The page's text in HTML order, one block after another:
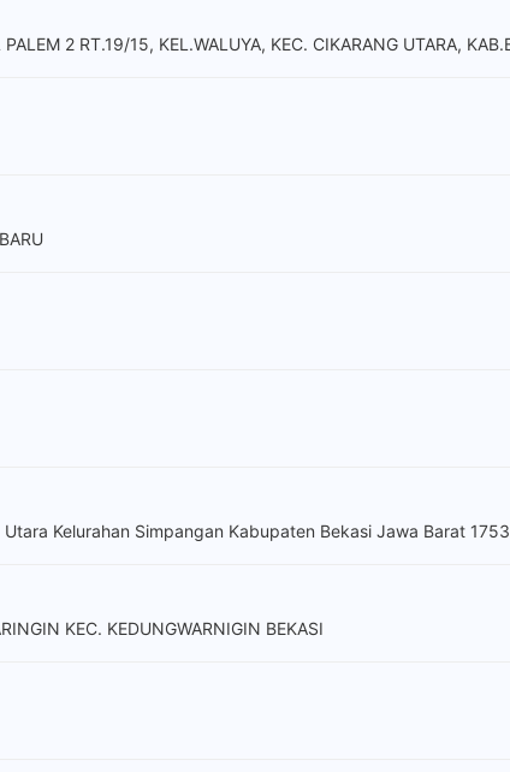
2 RT.19/15, KEL.WALUYA, KEC. CIKARANG UTARA,
Kelurahan Simpangan Kabupaten Bekasi Jawa Barat
KEC. KEDUNGWARNIGIN BEKASI